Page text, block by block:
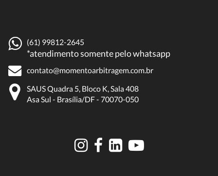
(61) 99812-2645
*atendimento somente pelo whatsapp
contato@momentoarbitragem.com.br
SAUS Quadra 5, Bloco K, Sala 408
Asa Sul - Brasília/DF - 70070-050